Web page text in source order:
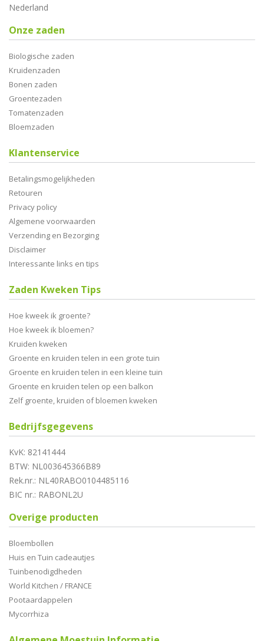
Nederland
Onze zaden
Biologische zaden
Kruidenzaden
Bonen zaden
Groentezaden
Tomatenzaden
Bloemzaden
Klantenservice
Betalingsmogelijkheden
Retouren
Privacy policy
Algemene voorwaarden
Verzending en Bezorging
Disclaimer
Interessante links en tips
Zaden Kweken Tips
Hoe kweek ik groente?
Hoe kweek ik bloemen?
Kruiden kweken
Groente en kruiden telen in een grote tuin
Groente en kruiden telen in een kleine tuin
Groente en kruiden telen op een balkon
Zelf groente, kruiden of bloemen kweken
Bedrijfsgegevens
KvK: 82141444
BTW: NL003645366B89
Rek.nr.: NL40RABO0104485116
BIC nr.: RABONL2U
Overige producten
Bloembollen
Huis en Tuin cadeautjes
Tuinbenodigdheden
World Kitchen / FRANCE
Pootaardappelen
Mycorrhiza